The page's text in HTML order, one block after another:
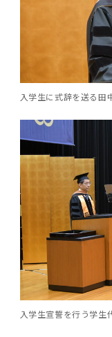
教育研究評議会
多職種連携教育
学長×歯学部学
東京医科歯科大
広報誌トップ
広報誌「
学内向け広報誌
医歯大ひろば
大学案内 【受験
写真で綴る 東
第1回『学びの地
第2回『教育 講
第3回『知と癒
１．国立大学法
２．大学認証評
1-1．第４期中
年間】トップ
第１期 中期目
第２期 中期目標
第３期中期目標
1-2.年度計画・
1-2.年度計画・
第3期】トップ
（第１期中期目
等について
（第２期中期目
等について
（第３期中期目
等について
2．認証評価
3．自己点検・
4．指定国立大学
ついて
関連リンク先
四大学連合憲章
「大学院学生
目
「複合領域コー
に関する協定書
「複合領域コー
及び「複数学士
複合領域コー
複合領域コース
編入学制度につ
複合領域コース
三大学連合（外
大学）
個人情報保護制
統計データ
土地・建物及び
東京医科歯科大
その他の情報公開
研究不正の防止
ダイバーシティ
ダイバーシティ
ジョン推進宣言等
東京医科歯科大
ジョン推進宣言
東京医科歯科大
ジョン推進宣言
ン
女性活躍推進法
次世代育成支援
ダイバーシティ
わくわく保育園
障がいのある学
コンプライアン
ハラスメントへ
公益通報につい
生体材料工学研
国際交流サイト
研究情報サイト
研究テーマ検索
奨学金について
入学料・授業
学生寮について
アパート等の紹
学生保険制度に
卒業後の進路デー
サークル紹介
オープンキャン
医学部医学科サ
オンライン個別
地域特別枠推薦
入試説明会
キャンパス見学
ん
ILA国府台 公開
試験問題及び解
医歯学総合研究
ョイント・ディ
大学院入学希望
学費・入学金・
学費・入学金・
奨学金について
入学料・授業料
大学院医歯学総
研究テーマ検索
お問い合わせ
難治疾患研究所
大学院研究生
大学院保健衛生
Academic
(*Spring
Call for
SPRING（MD
Academic Year
令和７年度（２
世代フロントラ
系）「Science
（旧TMDU卓越
学対象）の募集
Call for
SPRING（MD
Academic
(*Autumn
保健衛生学研究
授業料・入学料
入学料・授業料
(Admission &
Exemption/
奨学金について
入学料・授業料
(Admission &
Exemption/
請について（
「修学支援に対
た。
高等教育の修学
奨学金について
奨学金について
日本学生支援機
財団法人・地方
2025年度国立大
優秀賞募集につ
日本学生支援機
アルバイトにつ
アパート等の紹
学生保険制度に
国民年金について
学生相談窓口
ピアサポーター
証明書関係
証明書関係トッ
教養部在学生
障がいのある学
障がいのある学
就職・キャリア
就職・キャリア
企業・官公庁・
在学生向け
在学生向けトップ
学校推薦・求人
学内就職支援イ
学外就職支援イ
インターンシッ
新型コロナウイ
卒業後の進路及
サークル・学園
サークル・学園
お茶の水祭
施設利用
施設利用トップ
保健管理センター
学生・女性支援
わくわく保育園
フィットネスル
ボランティア
情報システム
台風等の自然災
置（湯島地区）
due to Natural
Typhoons,
Cancellation
新入学の大学院
口腔保健学科【
修士課程 医歯
学（MMA）コー
博士課程 医歯学
博士課程 生命理
博士課程看護先
博士課程共同災
ス）
学（MMA）コー
修士課程 医歯
スリーダー養成
博士課程 医歯学
博士課程 医歯学
概要
分野構成
医歯学総合研究
項（シラバス）
博士課程 国際連
ー・プログラム
博士課程 生命理
博士課程 生命理
概要
分野構成
履修要項（大学
年報
年報トップ
統合教育機構学務
教育研究分野組
看護先進科学専
履修要項（大学
５大学災害看護
統合教育機構学
設置計画履行状
年報
生体材料工学研
難治疾患研究所
高等研究院
大学病院
大学病院トップ
医科（医系診療
歯科（歯系診療
スポーツサイエ
M&Dデータ科学
統合教育機構
科研費電子申
AMED研究費の
用)
GAPファンド等
実験計画書の
倫理審査手続きに
各種実験手続き
研究に必要な講
ES細胞/iPS細胞
各種委員会関係(
特定認定再生医
研究テーマ検索
research map
青い鳥広場(学内
重点研究領域
統合研究機構
各種センター
高等研究院
研究不正の防止
研究不正等の公
安全保障輸出管
利益相反
臨床研究法にお
ついて
特定認定再生医
事務部トップ
各種お問い合わ
入学生に式辞を送る田
入学生宣誓を行う学生